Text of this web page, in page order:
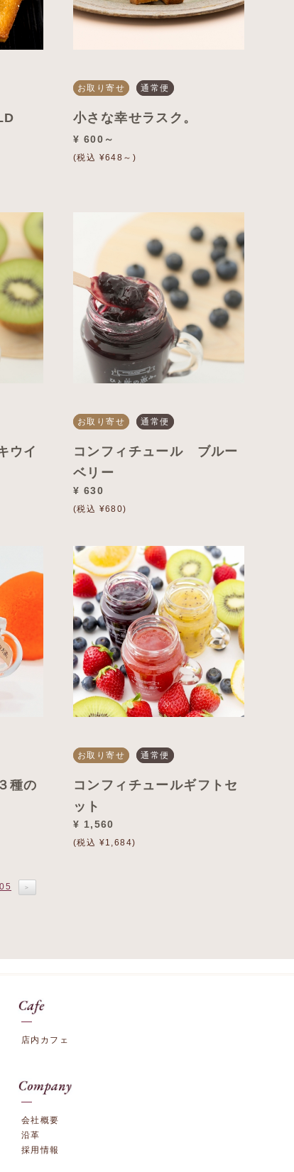
お取り寄せ 通常便
小さな幸せラスク。
¥ 600～
(税込 ¥648～)
ウイ
お取り寄せ 通常便
コンフィチュール ブルー
ベリー
¥ 630
(税込 ¥680)
種の
お取り寄せ 通常便
コンフィチュールギフトセ
ット
¥ 1,560
(税込 ¥1,684)
05 ＞
店内カフェ
会社概要
沿革
採用情報